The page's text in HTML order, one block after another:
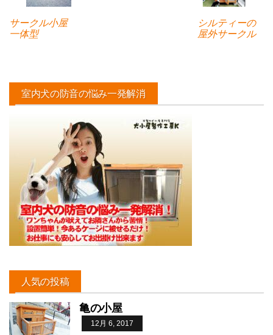
サークル小屋
一体型
シルティーの
屋外サークル
室内犬の防音の悩み一発解消
人気の投稿
亀の小屋
12月 6, 2017